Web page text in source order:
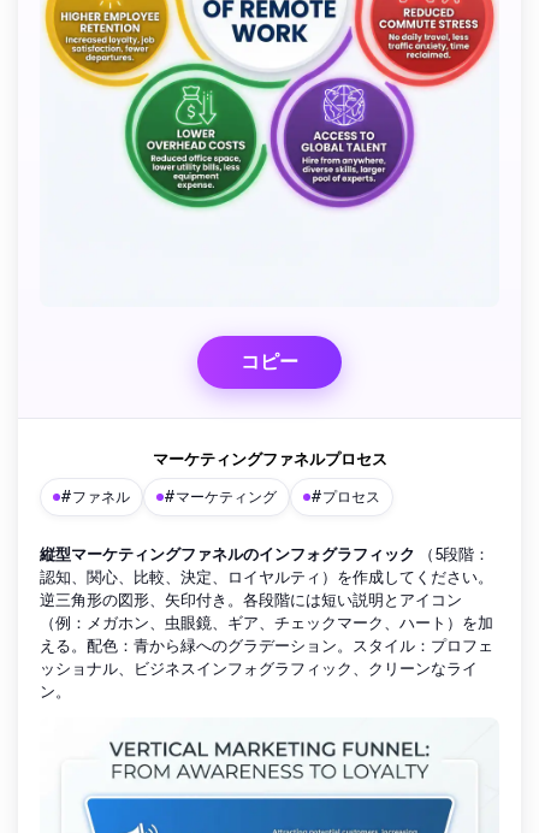
コピー
マーケティングファネルプロセス
#ファネル #マーケティング #プロセス
縦型マーケティングファネルのインフォグラフィック （5段階：
認知、関心、比較、決定、ロイヤルティ）を作成してください。
逆三角形の図形、矢印付き。各段階には短い説明とアイコン
（例：メガホン、虫眼鏡、ギア、チェックマーク、ハート）を加
える。配色：青から緑へのグラデーション。スタイル：プロフェ
ッショナル、ビジネスインフォグラフィック、クリーンなライ
ン。